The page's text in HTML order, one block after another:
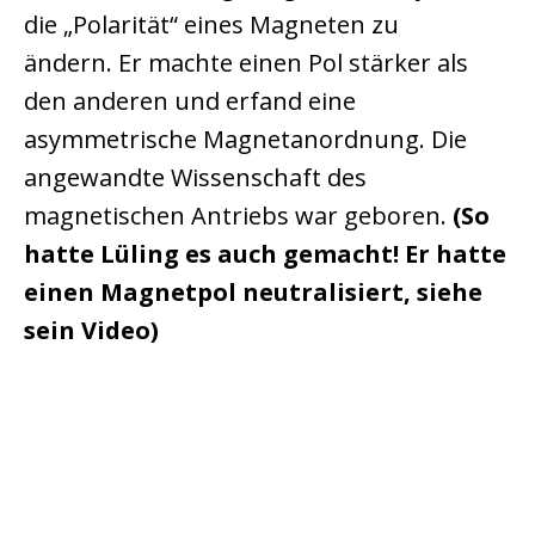
die „Polarität“ eines Magneten zu
ändern. Er machte einen Pol stärker als
den anderen und erfand eine
asymmetrische Magnetanordnung. Die
angewandte Wissenschaft des
magnetischen Antriebs war geboren. (So
hatte Lüling es auch gemacht! Er hatte
einen Magnetpol neutralisiert, siehe
sein Video)